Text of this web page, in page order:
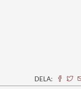
DELA: